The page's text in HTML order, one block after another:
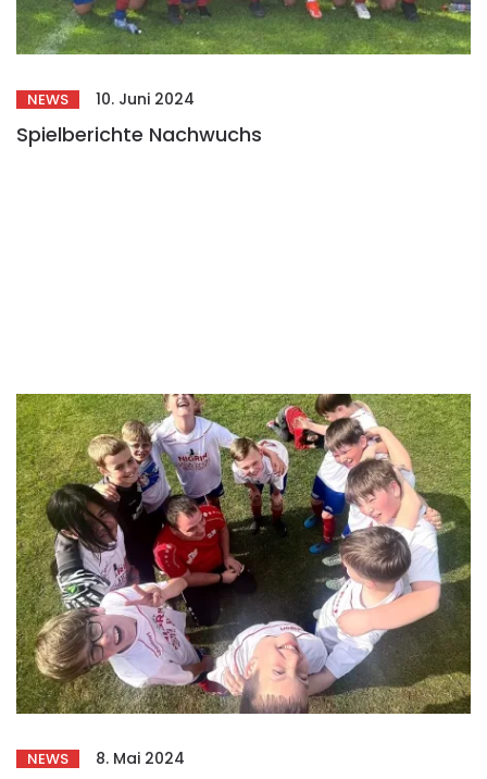
NEWS 10. Juni 2024
Spielberichte Nachwuchs
NEWS 8. Mai 2024